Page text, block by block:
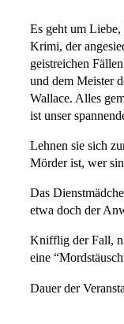
Es geht um
Krimi, der
geistreichen
und dem Meister
Wallace. Alles
ist unser
Lehnen sie sich
Mörder ist, wer
Das
etwa doch der
Knifflig der Fall,
eine
Dauer der